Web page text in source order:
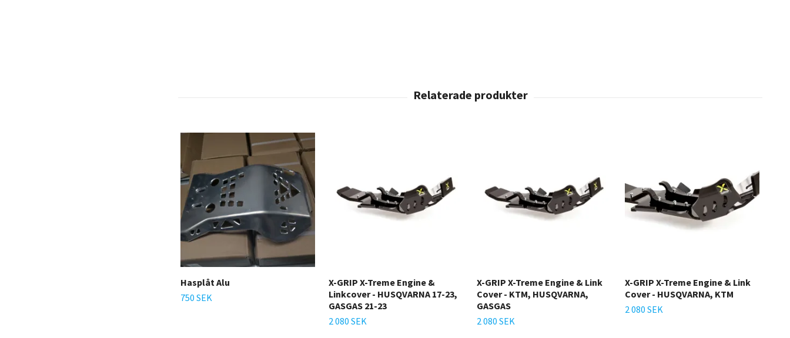
Hasplåt Alu
750 SEK
X-GRIP X-Treme Engine &
Linkcover - HUSQVARNA 17-23,
GASGAS 21-23
2 080 SEK
X-GRIP X-Treme Engine & Link
Cover - KTM, HUSQVARNA,
GASGAS
2 080 SEK
X-GRIP X-Treme Engine & Link
Cover - HUSQVARNA, KTM
2 080 SEK